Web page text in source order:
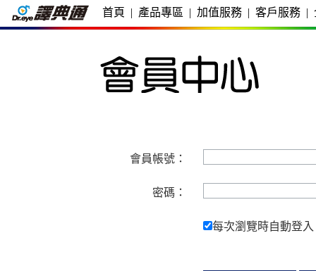
首頁 | 產品專區 | 加值服務 | 客戶服務 |
會員帳號：
密碼：
每次瀏覽時自動登入